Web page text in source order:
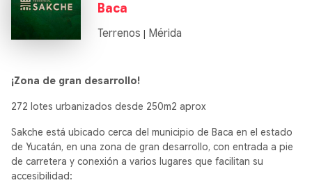
Baca
Terrenos | Mérida
¡Zona de gran desarrollo!
272 lotes urbanizados desde 250m2 aprox
Sakche está ubicado cerca del municipio de Baca en el estado
de Yucatán, en una zona de gran desarrollo, con entrada a pie
de carretera y conexión a varios lugares que facilitan su
accesibilidad: